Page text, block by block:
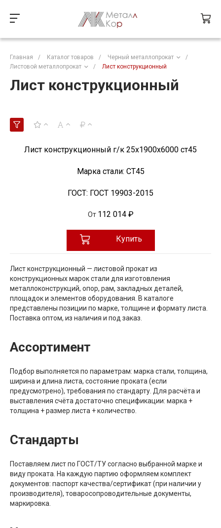
Главная / Каталог товаров / Черный металлопрокат
/
Листовой металлопрокат
/ Лист конструкционный
Лист конструкционный
Лист конструкционный г/к 25х1900х6000 ст45
Марка стали: СТ45
ГОСТ: ГОСТ 19903-2015
От 112 014 ₽
Купить
Лист конструкционный — листовой прокат из
конструкционных марок стали для изготовления
металлоконструкций, опор, рам, закладных деталей,
площадок и элементов оборудования. В каталоге
представлены позиции по марке, толщине и формату листа.
Поставка оптом, из наличия и под заказ.
Ассортимент
Подбор выполняется по параметрам: марка стали, толщина,
ширина и длина листа, состояние проката (если
предусмотрено), требования по стандарту. Для расчёта и
выставления счёта достаточно спецификации: марка +
толщина + размер листа + количество.
Стандарты
Поставляем лист по ГОСТ/ТУ согласно выбранной марке и
виду проката. На каждую партию оформляем комплект
документов: паспорт качества/сертификат (при наличии у
производителя), товаросопроводительные документы,
маркировка.